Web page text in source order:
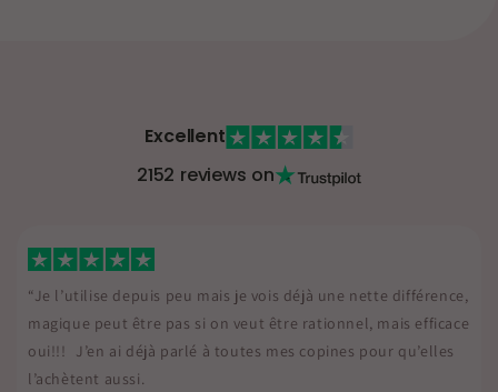
Excellent
2152 reviews on
“Je l’utilise depuis peu mais je vois déjà une nette
magique peut être pas si on veut être rationnel, mais
oui!!! J’en ai déjà parlé à toutes mes copines pour
l’achètent aussi.